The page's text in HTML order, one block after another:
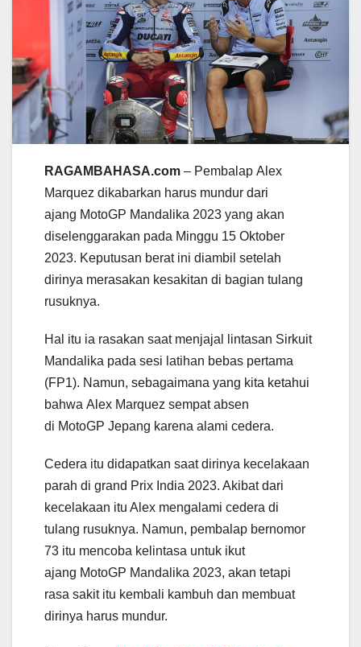
RAGAMBAHASA.com – Pembalap Alex
Marquez dikabarkan harus mundur dari
ajang MotoGP Mandalika 2023 yang akan
diselenggarakan pada Minggu 15 Oktober
2023. Keputusan berat ini diambil setelah
dirinya merasakan kesakitan di bagian tulang
rusuknya.
Hal itu ia rasakan saat menjajal lintasan Sirkuit
Mandalika pada sesi latihan bebas pertama
(FP1). Namun, sebagaimana yang kita ketahui
bahwa Alex Marquez sempat absen
di MotoGP Jepang karena alami cedera.
Cedera itu didapatkan saat dirinya kecelakaan
parah di grand Prix India 2023. Akibat dari
kecelakaan itu Alex mengalami cedera di
tulang rusuknya. Namun, pembalap bernomor
73 itu mencoba kelintasa untuk ikut
ajang MotoGP Mandalika 2023, akan tetapi
rasa sakit itu kembali kambuh dan membuat
dirinya harus mundur.